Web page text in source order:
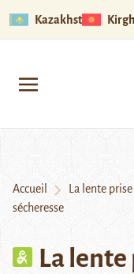
Kazakhstan
Accueil
La lente prise
sécheresse
La lente